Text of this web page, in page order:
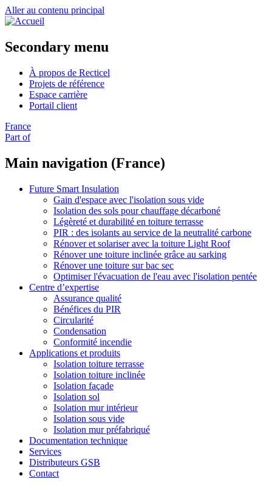
Aller au contenu principal
Secondary menu
À propos de Recticel
Projets de référence
Espace carrière
Portail client
France
Part of
Main navigation (France)
Future Smart Insulation
Gain d'espace avec l'isolation sous vide
Isolation des sols pour chauffage décarboné
Légèreté et durabilité en toiture terrasse
PIR : des isolants au service de la neutralité carbone
Rénover et solariser avec la toiture Light Roof
Rénover une toiture inclinée grâce au sarking
Rénover une toiture sur bac sec
Optimiser l'évacuation de l'eau avec l'isolation pentée
Centre d’expertise
Assurance qualité
Bénéfices du PIR
Circularité
Condensation
Conformité incendie
Applications et produits
Isolation toiture terrasse
Isolation toiture inclinée
Isolation façade
Isolation sol
Isolation mur intérieur
Isolation sous vide
Isolation mur préfabriqué
Documentation technique
Services
Distributeurs GSB
Contact